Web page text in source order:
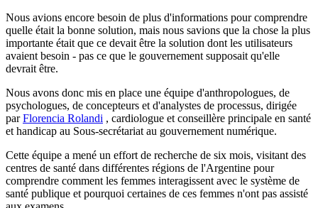
Nous avions encore besoin de plus d'informations pour comprendre
quelle était la bonne solution, mais nous savions que la chose la plus
importante était que ce devait être la solution dont les utilisateurs
avaient besoin - pas ce que le gouvernement supposait qu'elle
devrait être.
Nous avons donc mis en place une équipe d'anthropologues, de
psychologues, de concepteurs et d'analystes de processus, dirigée
parFlorencia Rolandi , cardiologue et conseillère principale en santé
et handicap au Sous-secrétariat au gouvernement numérique.
Cette équipe a mené un effort de recherche de six mois, visitant des
centres de santé dans différentes régions de l'Argentine pour
comprendre comment les femmes interagissent avec le système de
santé publique et pourquoi certaines de ces femmes n'ont pas assisté